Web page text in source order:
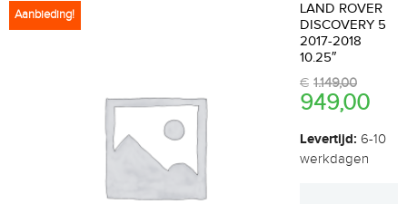
Aanbieding!
LAND ROVER
DISCOVERY 5
2017-2018
10.25″
€ 1.149,00
949,00
Levertijd: 6-10
werkdagen